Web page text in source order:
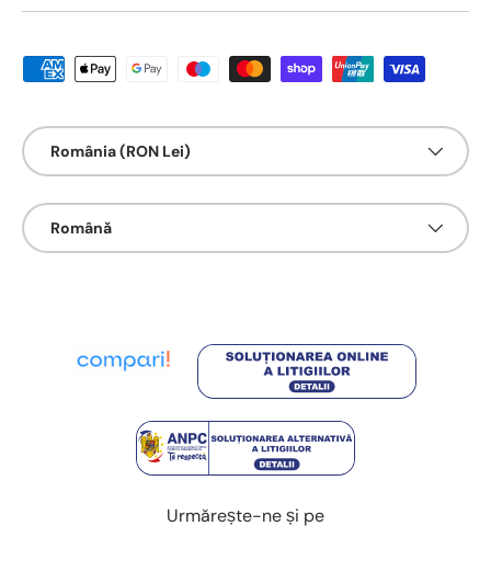
Metode de platā acceptate
Țarǎ/Regiune
România (RON Lei)
Limbā
Română
Urmărește-ne și pe